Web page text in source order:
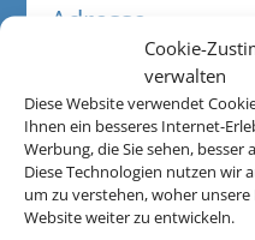
Cookie-
verwalten
Diese Website verwendet
Ihnen ein besseres Internet-
Werbung, die Sie sehen, besser
Diese Technologien nutzen wir
um zu verstehen, woher
Website weiter zu entwickeln.
Adresse
Aerotransa Reiseservice
Freiheitstraße 72
D-67434 Neustadt
Kontakt
06321 3850680